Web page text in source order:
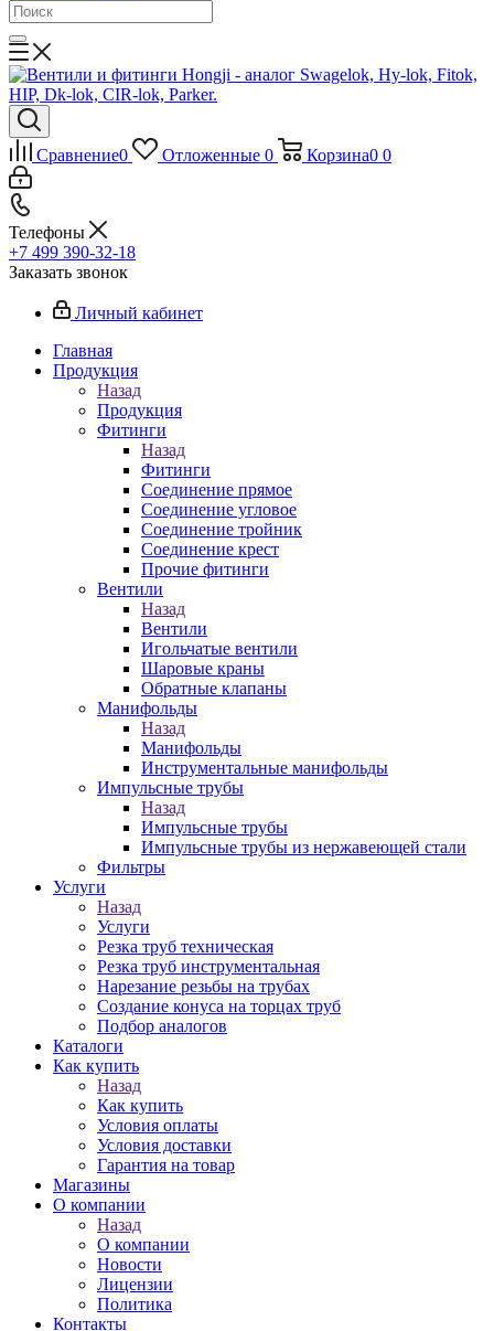
Сравнение0 Отложенные 0 Корзина0 0
Телефоны
+7 499 390-32-18
Заказать звонок
Личный кабинет
Главная
Продукция
Назад
Продукция
Фитинги
Назад
Фитинги
Соединение прямое
Соединение угловое
Соединение тройник
Соединение крест
Прочие фитинги
Вентили
Назад
Вентили
Игольчатые вентили
Шаровые краны
Обратные клапаны
Манифольды
Назад
Манифольды
Инструментальные манифольды
Импульсные трубы
Назад
Импульсные трубы
Импульсные трубы из нержавеющей стали
Фильтры
Услуги
Назад
Услуги
Резка труб техническая
Резка труб инструментальная
Нарезание резьбы на трубах
Создание конуса на торцах труб
Подбор аналогов
Каталоги
Как купить
Назад
Как купить
Условия оплаты
Условия доставки
Гарантия на товар
Магазины
О компании
Назад
О компании
Новости
Лицензии
Политика
Контакты